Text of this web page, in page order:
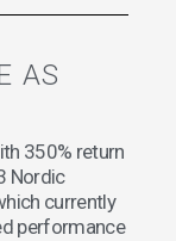
AS
350% return
Nordic
currently
performance